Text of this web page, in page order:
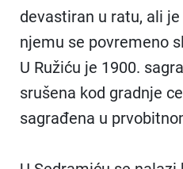
devastiran u ratu, ali
njemu se povremeno
U Ružiću je 1900.
srušena kod gradnje
sagrađena u